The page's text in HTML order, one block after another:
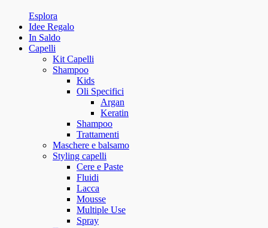
Esplora
Idee Regalo
In Saldo
Capelli
Kit Capelli
Shampoo
Kids
Oli Specifici
Argan
Keratin
Shampoo
Trattamenti
Maschere e balsamo
Styling capelli
Cere e Paste
Fluidi
Lacca
Mousse
Multiple Use
Spray